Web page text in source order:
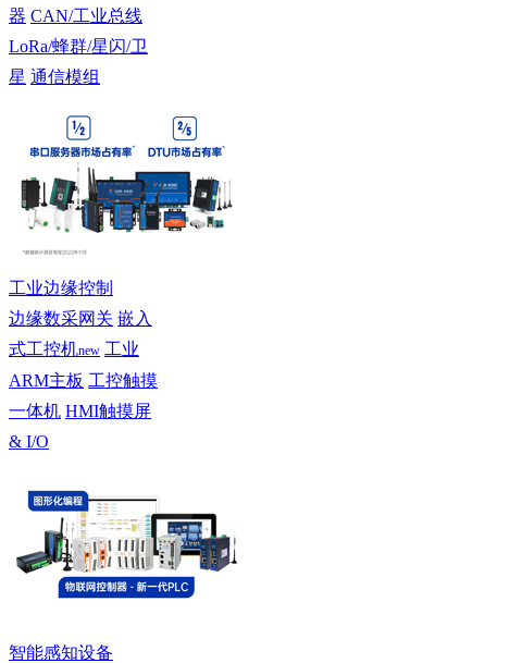
器 CAN/工业总线
LoRa/蜂群/星闪/卫
星 通信模组
工业边缘控制
边缘数采网关 嵌入
式工控机new 工业
ARM主板 工控触摸
一体机 HMI触摸屏
& I/O
智能感知设备